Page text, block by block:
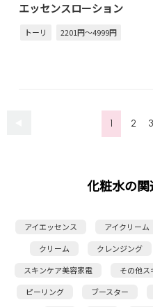
エッセンスローション
トーリ 2201円～4999円
1 2 3
化粧水の
アイエッセンス アイクリーム
クリーム
クレンジング
スキンケア美容家電
その他ス
ピーリング
ブースター